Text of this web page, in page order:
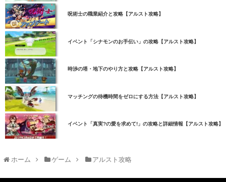
呪術士の職業紹介と攻略【アルスト攻略】
イベント「シナモンのお手伝い」の攻略【アルスト攻略】
時渉の塔・地下のやり方と攻略【アルスト攻略】
マッチングの待機時間をゼロにする方法【アルスト攻略】
イベント「真実?の愛を求めて!」の攻略と詳細情報【アルスト攻略】
ホーム ゲーム アルスト攻略